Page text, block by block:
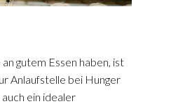
gutem Essen haben, ist
Anlaufstelle bei Hunger
ein idealer